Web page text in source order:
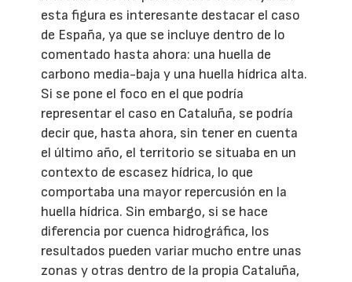
esta figura es interesante destacar el caso
de España, ya que se incluye dentro de lo
comentado hasta ahora: una huella de
carbono media-baja y una huella hídrica alta.
Si se pone el foco en el que podría
representar el caso en Cataluña, se podría
decir que, hasta ahora, sin tener en cuenta
el último año, el territorio se situaba en un
contexto de escasez hídrica, lo que
comportaba una mayor repercusión en la
huella hídrica. Sin embargo, si se hace
diferencia por cuenca hidrográfica, los
resultados pueden variar mucho entre unas
zonas y otras dentro de la propia Cataluña,